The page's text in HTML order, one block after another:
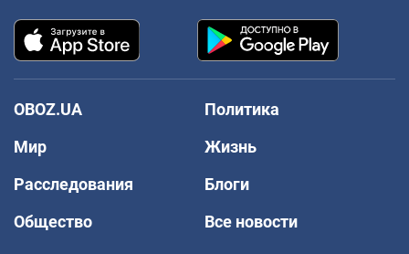
OBOZ.UA
Политика
Мир
Жизнь
Расследования
Блоги
Общество
Все новости